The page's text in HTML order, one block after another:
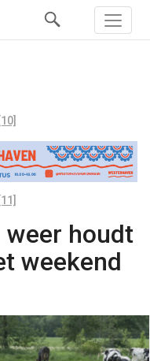
houdt
weekend